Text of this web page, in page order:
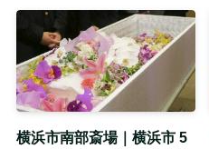
横浜市南部斎場｜横浜市 5